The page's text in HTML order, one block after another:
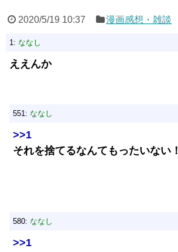
2020/5/19 10:37 漫画感想・雑談
1: ななし
ええんか
551: ななし
>>1
それを捨てるなんてもったいない！
580: ななし
>>1